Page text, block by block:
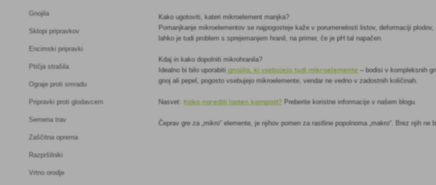
Gnojila
Sklopi pripravkov
Encimski pripravki
Ptičja strašila
Ograje proti smradu
Pripravki proti glodavcem
Semena trav
Zaščitna oprema
Razpršilniki
Vrtno orodje
Kako ugotoviti, kateri mikroelement manjka?
Pomanjkanje mikroelementov se najpogosteje kaže v porumenelosti listov, deformaciji
lahko je tudi problem s sprejemanjem hranil, na primer, če je pH tal napačen.
Kdaj in kako dopolniti mikrohranila?
Idealno bi bilo uporabiti gnojila, ki vsebujejo tudi mikroelemente – bodisi v kompleksnih
gnoj ali pepel, pogosto vsebujejo mikroelemente, vendar ne vedno v zadostnih količinah.
Nasvet:Kako narediti lasten kompost? Preberite koristne informacije v našem blogu.
Čeprav gre za „mikro“ elemente, je njihov pomen za rastline popolnoma „makro“. Brez njih